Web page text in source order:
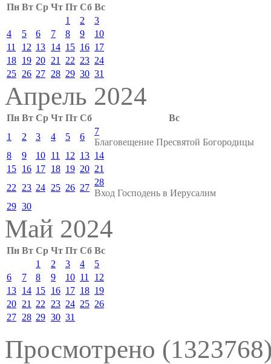
Пн Вт Ср Чт Пт Сб Вс
1
2
3
4
5 6 7 8 9
10
11
12 13 14 15 16 17
18 19 20 21 22 23 24
25 26 27 28 29 30 31
Апрель 2024
Пн Вт Ср Чт Пт Сб
Вс
1
2 3 4 5 6
7
Благовещение Пресвятой Богородицы
8
9 10 11 12 13 14
15 16 17 18 19 20 21
22
23 24 25 26 27
28
Вход Господень в Иерусалим
29 30
Май 2024
Пн Вт Ср Чт Пт Сб Вс
1
2 3 4
5
6
7 8 9 10 11
12
13 14 15 16 17 18 19
20 21 22 23 24 25 26
27 28 29 30 31
Просмотрено